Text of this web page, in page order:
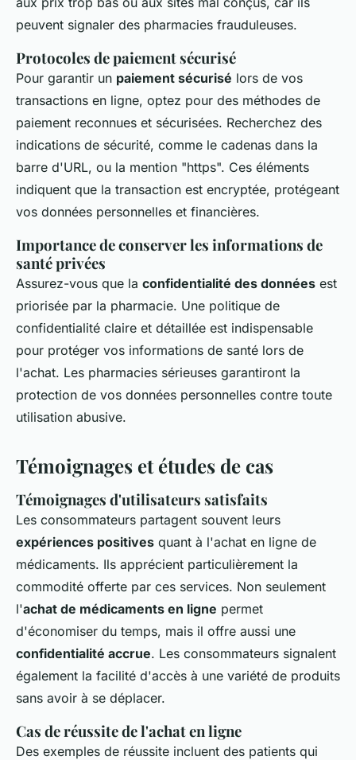
peuvent signaler des pharmacies frauduleuses.
Protocoles de paiement sécurisé
Pour garantir un paiement sécurisé lors de vos
transactions en ligne, optez pour des méthodes de
paiement reconnues et sécurisées. Recherchez des
indications de sécurité, comme le cadenas dans la
barre d'URL, ou la mention "https". Ces éléments
indiquent que la transaction est encryptée, protégeant
vos données personnelles et financières.
Importance de conserver les informations de
santé privées
Assurez-vous que la confidentialité des données est
priorisée par la pharmacie. Une politique de
confidentialité claire et détaillée est indispensable
pour protéger vos informations de santé lors de
l'achat. Les pharmacies sérieuses garantiront la
protection de vos données personnelles contre toute
utilisation abusive.
Témoignages et études de cas
Témoignages d'utilisateurs satisfaits
Les consommateurs partagent souvent leurs
expériences positives quant à l'achat en ligne de
médicaments. Ils apprécient particulièrement la
commodité offerte par ces services. Non seulement
l'achat de médicaments en ligne permet
d'économiser du temps, mais il offre aussi une
confidentialité accrue. Les consommateurs signalent
également la facilité d'accès à une variété de produits
sans avoir à se déplacer.
Cas de réussite de l'achat en ligne
Des exemples de réussite incluent des patients qui